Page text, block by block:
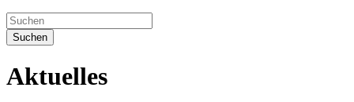
Suchen
Aktuelles